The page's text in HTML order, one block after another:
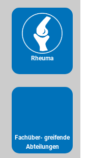
Rheuma
Fachüber- greifende
Abteilungen